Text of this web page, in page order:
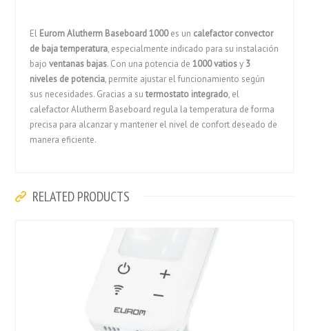
El Eurom Alutherm Baseboard 1000es un calefactor convector
de baja temperatura, especialmente indicado para su instalación
bajoventanas bajas. Con una potencia de1000 vatiosy 3
niveles de potencia, permite ajustar el funcionamiento según
sus necesidades. Gracias a sutermostato integrado, el
calefactor Alutherm Baseboard regula la temperatura de forma
precisa para alcanzar y mantener el nivel de confort deseado de
manera eficiente.
RELATED PRODUCTS